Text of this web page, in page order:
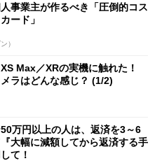
事業主が作るべき「圧倒的コス
ード」
）
Max／XRの実機に触れた！
ラはどんな感じ？ (1/2)
万円以上の人は、返済を3～6
大幅に減額してから返済する手
て！